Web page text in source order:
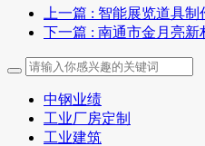
上一篇 : 智能展览道具制
下一篇 : 南通市金月亮新
中钢业绩
工业厂房定制
工业建筑